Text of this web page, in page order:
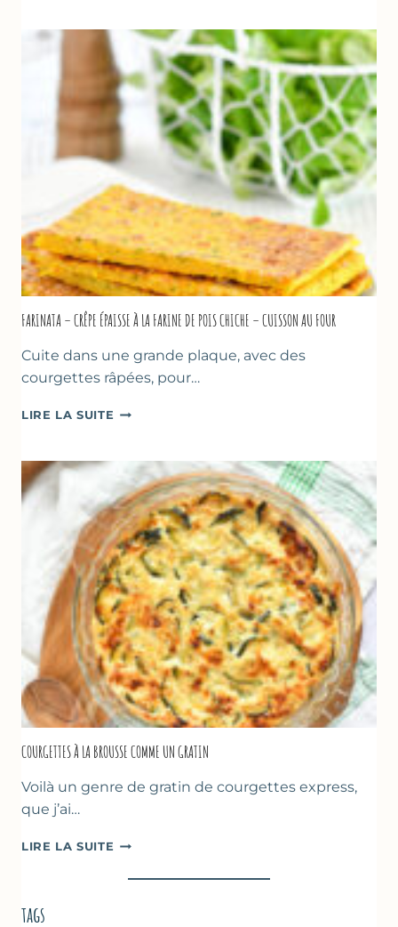
LA
BIÈRE
–
COMME
À
MARSEILLE
FARINATA – CRÊPE ÉPAISSE À LA FARINE DE POIS CHICHE – CUISSON AU FOUR
Cuite dans une grande plaque, avec des
courgettes râpées, pour…
LIRE LA SUITE FARINATA
ÉPAISSE
À
LA
FARINE
DE
POIS
CHICHE
–
CUISSON
AU
FOUR
COURGETTES À LA BROUSSE COMME UN GRATIN
Voilà un genre de gratin de courgettes express,
que j’ai…
LIRE LA SUITE COURGETTES
LA
tags